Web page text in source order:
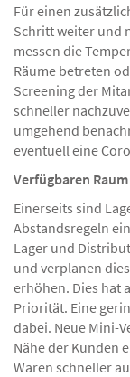
Für einen
Schritt weiter und
messen die
Räume betreten
Screening der
schneller
umgehend
eventuell eine
Verfügbaren
Einerseits sind
Abstandsregeln
Lager und
und verplanen
erhöhen. Dies hat
Priorität. Eine
dabei. Neue Mini-
Nähe der Kunden
Waren schneller